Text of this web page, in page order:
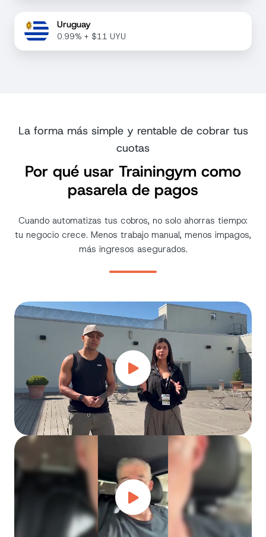
Uruguay
0.99% + $11 UYU
La forma más simple y rentable de cobrar tus
cuotas
Por qué usar Trainingym como
pasarela de pagos
Cuando automatizas tus cobros, no solo ahorras tiempo:
tu negocio crece. Menos trabajo manual, menos impagos,
más ingresos asegurados.